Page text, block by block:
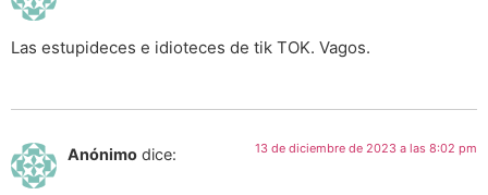
Las estupideces e idioteces de tik TOK. Vagos.
Anónimo dice: 13 de diciembre de 2023 a las 8:02 pm